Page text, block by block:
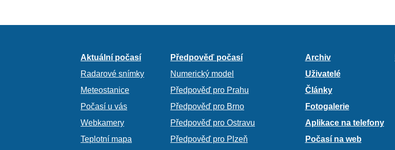
Aktuální počasí
Radarové snímky
Meteostanice
Počasí u vás
Webkamery
Teplotní mapa
Předpověď počasí
Numerický model
Předpověď pro Prahu
Předpověď pro Brno
Předpověď pro Ostravu
Předpověď pro Plzeň
Archiv
Uživatelé
Články
Fotogalerie
Aplikace na telefony
Počasí na web